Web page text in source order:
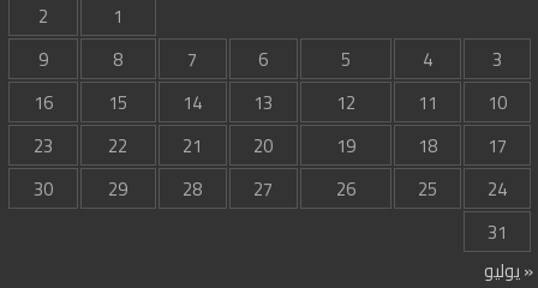
1
2
3
4
5
6
7
8
9
10
11
12
13
14
15
16
17
18
19
20
21
22
23
24
25
26
27
28
29
30
31
« يوليو